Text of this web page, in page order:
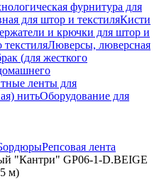
фурнитура для
для штор и текстиляКисти
и крючки для штор и
Люверсы, люверсная
(для жесткого
ленты для
нитьОборудование для
Репсовая лента
"Кантри" GP06-1-D.BEIGE
м)